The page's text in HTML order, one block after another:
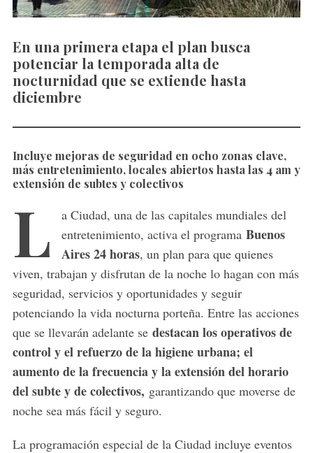
En una primera etapa el plan busca
potenciar la temporada alta de
nocturnidad que se extiende hasta
diciembre
Incluye mejoras de seguridad en ocho zonas clave,
más entretenimiento, locales abiertos hasta las 4 am y
extensión de subtes y colectivos
L
a Ciudad, una de las capitales mundiales del
entretenimiento, activa el programa Buenos
Aires 24 horas, un plan para que quienes
viven, trabajan y disfrutan de la noche lo hagan con más
seguridad, servicios y oportunidades y seguir
potenciando la vida nocturna porteña. Entre las acciones
que se llevarán adelante se destacan los operativos de
control y el refuerzo de la higiene urbana; el
aumento de la frecuencia y la extensión del horario
del subte y de colectivos, garantizando que moverse de
noche sea más fácil y seguro.
La programación especial de la Ciudad incluye eventos